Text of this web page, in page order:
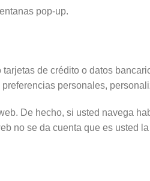
pop-up.
de crédito o datos
personales,
De hecho, si usted navega
no se da cuenta que es usted